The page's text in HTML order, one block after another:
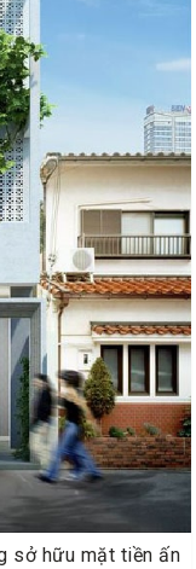
sở hữu mặt tiền ấn